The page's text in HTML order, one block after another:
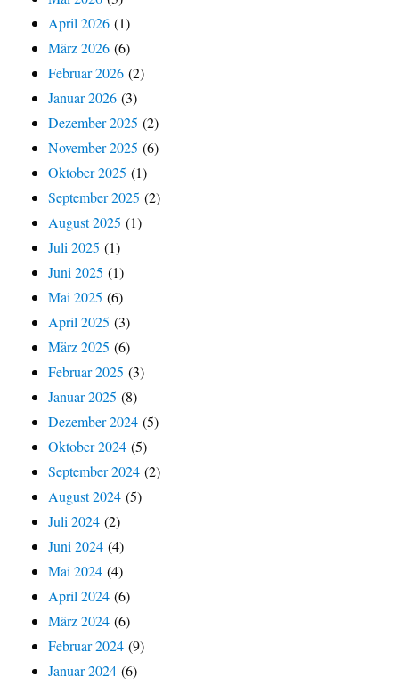
April 2026 (1)
März 2026 (6)
Februar 2026 (2)
Januar 2026 (3)
Dezember 2025 (2)
November 2025 (6)
Oktober 2025 (1)
September 2025 (2)
August 2025 (1)
Juli 2025 (1)
Juni 2025 (1)
Mai 2025 (6)
April 2025 (3)
März 2025 (6)
Februar 2025 (3)
Januar 2025 (8)
Dezember 2024 (5)
Oktober 2024 (5)
September 2024 (2)
August 2024 (5)
Juli 2024 (2)
Juni 2024 (4)
Mai 2024 (4)
April 2024 (6)
März 2024 (6)
Februar 2024 (9)
Januar 2024 (6)